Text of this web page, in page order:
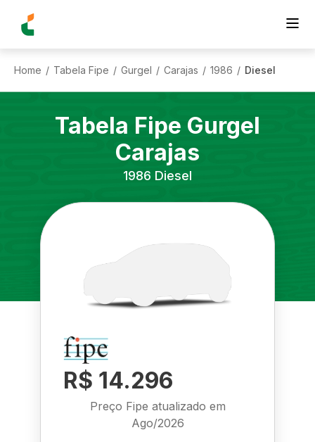
Home / Tabela Fipe / Gurgel / Carajas / 1986 / Diesel
Tabela Fipe Gurgel
Carajas
1986 Diesel
R$ 14.296
Preço Fipe atualizado em
Ago/2026